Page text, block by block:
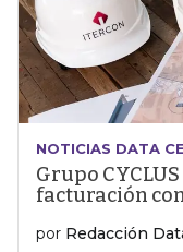
NOTICIAS DATA
Grupo
facturación
por Redacción